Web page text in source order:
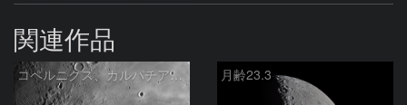
関連作品
コペルニクス、カルパチア山脈付近 月齢23.3